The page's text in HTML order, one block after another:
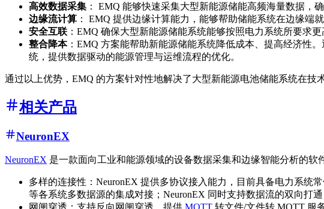
高效数据采集 ： EMQ 能够快速采集大型新能源储能高频海量数据，
边缘流计算 ： EMQ 提供边缘计算能力，能够帮助储能系统在边缘端
安全互联 ：EMQ 确保大型新能源储能系统能够按照电力系统所要求
整合降本：EMQ 方案能帮助新能源储能系统降低成本、提高经济性
统，提供数据驱动的能源管理与运维流程的优化。
通过以上优势，EMQ 的方案针对性地解决了大型新能源电池储能系统在技
相关产品
NeuronEX
NeuronEX 是一款面向工业和能源领域的设备数据采集和边缘智能分析的
多样的连接性：NeuronEX 提供多协议接入能力，目前具备电力系统
等各系统多数据源的集成对接；NeuronEX 同时支持数据流的双向打
网闸穿透：支持反向网闸穿透，提供 MQTT 转文件/文件转 MQTT 服务